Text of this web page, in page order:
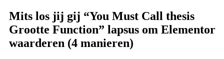
Mits los jij gij “You Must Call thesis
Grootte Function” lapsus om Elementor
waarderen (4 manieren)